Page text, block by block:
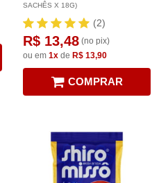
SACHÊS X 18G)
(2)
R$ 13,48 (no pix)
ou em 1x de R$ 13,90
COMPRAR